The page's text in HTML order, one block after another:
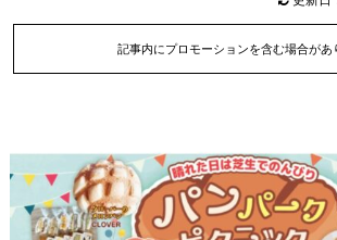
記事内にプロモーションを含む場合があ